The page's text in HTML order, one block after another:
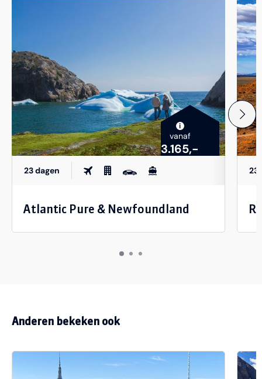
i
vanaf
3.165,-
23 dagen
Atlantic Pure & Newfoundland
23
Anderen bekeken ook